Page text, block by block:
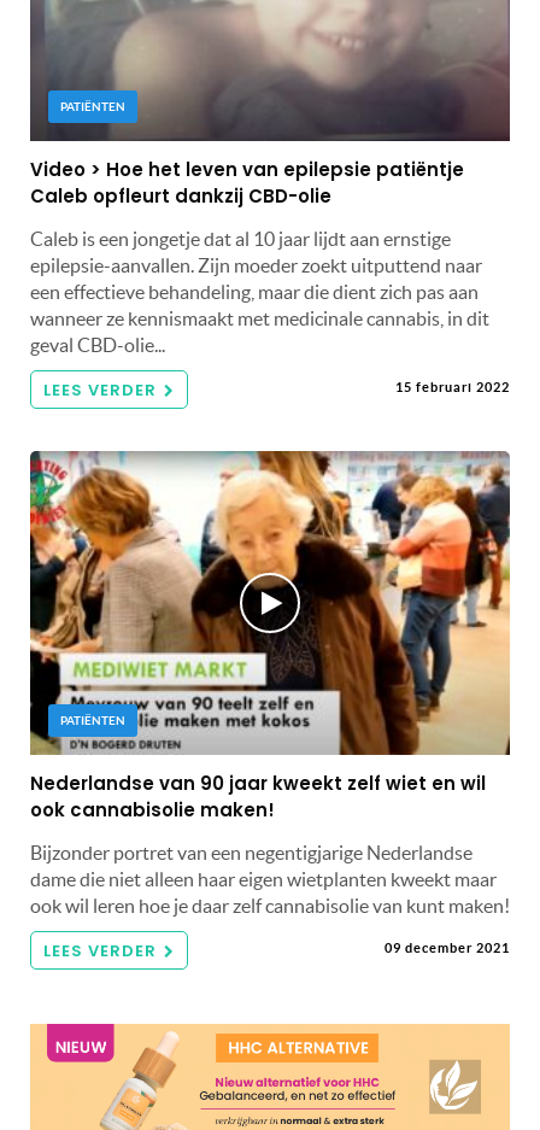
PATIËNTEN
Video > Hoe het leven van epilepsie patiëntje
Caleb opfleurt dankzij CBD-olie
Caleb is een jongetje dat al 10 jaar lijdt aan ernstige
epilepsie-aanvallen. Zijn moeder zoekt uitputtend naar
een effectieve behandeling, maar die dient zich pas aan
wanneer ze kennismaakt met medicinale cannabis, in dit
geval CBD-olie...
LEES VERDER 15 februari 2022
PATIËNTEN
Nederlandse van 90 jaar kweekt zelf wiet en wil
ook cannabisolie maken!
Bijzonder portret van een negentigjarige Nederlandse
dame die niet alleen haar eigen wietplanten kweekt maar
ook wil leren hoe je daar zelf cannabisolie van kunt maken!
LEES VERDER 09 december 2021